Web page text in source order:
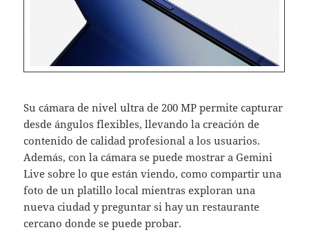
Su cámara de nivel ultra de 200 MP permite capturar
desde ángulos flexibles, llevando la creación de
contenido de calidad profesional a los usuarios.
Además, con la cámara se puede mostrar a Gemini
Live sobre lo que están viendo, como compartir una
foto de un platillo local mientras exploran una
nueva ciudad y preguntar si hay un restaurante
cercano donde se puede probar.